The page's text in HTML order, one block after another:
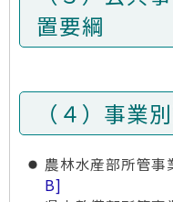
置要
（４）事業
農林水産部
B